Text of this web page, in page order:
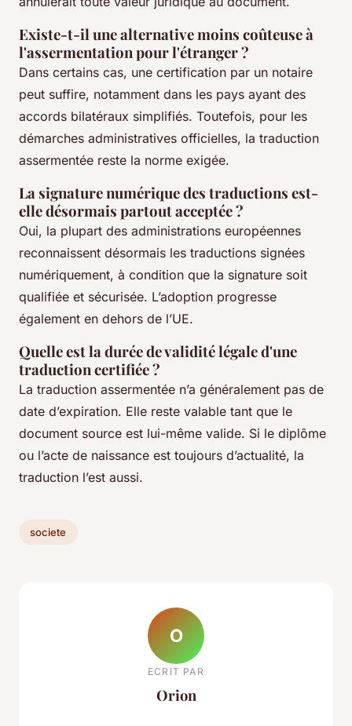
Existe-t-il une alternative moins coûteuse à
l'assermentation pour l'étranger ?
Dans certains cas, une certification par un notaire
peut suffire, notamment dans les pays ayant des
accords bilatéraux simplifiés. Toutefois, pour les
démarches administratives officielles, la traduction
assermentée reste la norme exigée.
La signature numérique des traductions est-
elle désormais partout acceptée ?
Oui, la plupart des administrations européennes
reconnaissent désormais les traductions signées
numériquement, à condition que la signature soit
qualifiée et sécurisée. L’adoption progresse
également en dehors de l’UE.
Quelle est la durée de validité légale d'une
traduction certifiée ?
La traduction assermentée n’a généralement pas de
date d’expiration. Elle reste valable tant que le
document source est lui-même valide. Si le diplôme
ou l’acte de naissance est toujours d’actualité, la
traduction l’est aussi.
societe
O
ECRIT PAR
Orion